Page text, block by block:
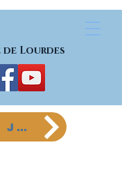
de Lourdes
Camp Jeunes